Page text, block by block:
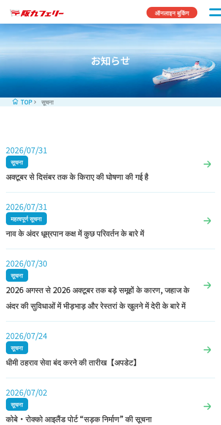
ऑनलाइन बुकिंग
お知らせ
TOP सूचना
2026/07/31
सूचना
अक्टूबर से दिसंबर तक के किराए की घोषणा की गई है
2026/07/31
महत्वपूर्ण सूचना
नाव के अंदर धूम्रपान कक्ष में कुछ परिवर्तन के बारे में
2026/07/30
सूचना
2026 अगस्त से 2026 अक्टूबर तक बड़े समूहों के कारण, जहाज के
अंदर की सुविधाओं में भीड़भाड़ और रेस्तरां के खुलने में देरी के बारे में
2026/07/24
सूचना
धीमी ठहराव सेवा बंद करने की तारीख【अपडेट】
2026/07/02
सूचना
कोबे・रोक्को आइलैंड पोर्ट “सड़क निर्माण” की सूचना